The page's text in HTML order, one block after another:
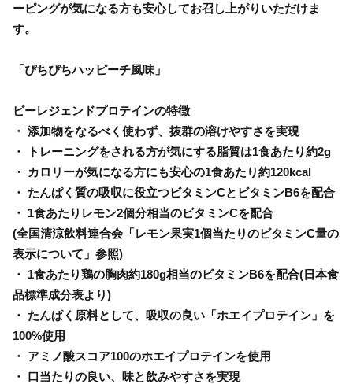
ーピングが気になる方も安心してお召し上がりいただけま
す。
「ぴちぴちハッピーチ風味」
ビーレジェンドプロテインの特徴
・ 添加物をなるべく使わず、抜群の溶けやすさを実現
・ トレーニングをされる方が気にする脂質は1食あたり約2g
・ カロリーが気になる方にも安心の1食あたり約120kcal
・ たんぱく質の吸収に役立つビタミンCとビタミンB6を配合
・ 1食あたりレモン2個分相当のビタミンCを配合
(全国清涼飲料連合会「レモン果実1個当たりのビタミンC量の
表示について」参照)
・ 1食あたり鶏の胸肉約180g相当のビタミンB6を配合(日本食
品標準成分表より)
・ たんぱく原料として、吸収の良い「ホエイプロテイン」を
100%使用
・ アミノ酸スコア100のホエイプロテインを使用
・ 口当たりの良い、味と飲みやすさを実現